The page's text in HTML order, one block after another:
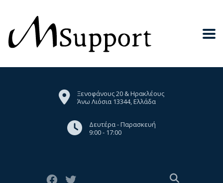
Ξενοφάνους 20 & Ηρακλέους
Άνω Λιόσια 13344, Ελλάδα
Δευτέρα - Παρασκευή
9:00 - 17:00